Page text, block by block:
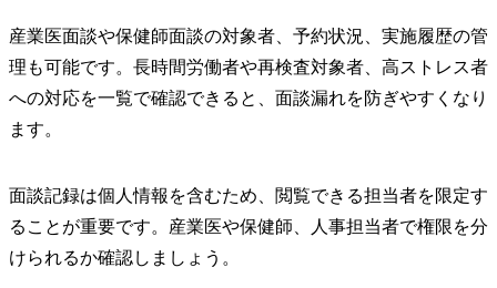
産業医面談や保健師面談の対象者、予約状況、実施履歴の管
理も可能です。長時間労働者や再検査対象者、高ストレス者
への対応を一覧で確認できると、面談漏れを防ぎやすくなり
ます。
面談記録は個人情報を含むため、閲覧できる担当者を限定す
ることが重要です。産業医や保健師、人事担当者で権限を分
けられるか確認しましょう。